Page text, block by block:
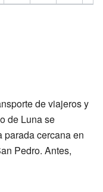
de viajeros y
de Luna se
parada cercana en
Pedro. Antes,